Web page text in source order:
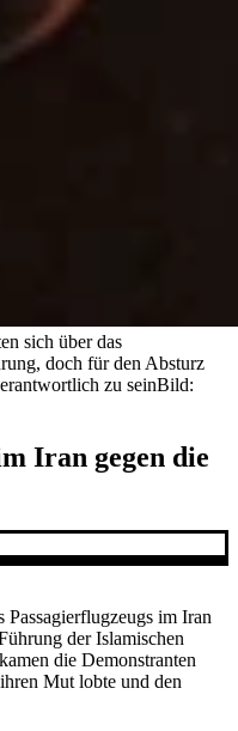
sich über das
doch für den Absturz
zu seinBild:
Iran gegen die
im Iran
der Islamischen
die Demonstranten
Mut lobte und den